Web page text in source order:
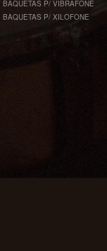
BAQUETAS P/ VIBRAFONE
BAQUETAS P/ XILOFONE